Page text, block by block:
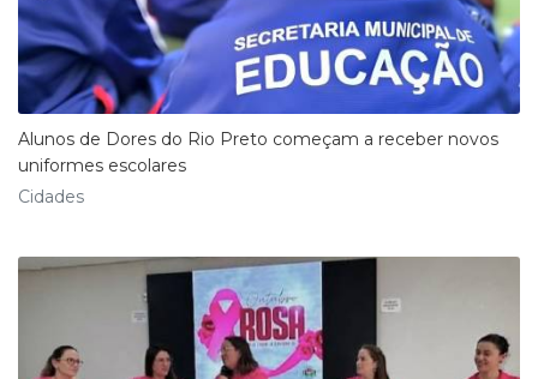
Alunos de Dores do Rio Preto começam a receber novos
uniformes escolares
Cidades